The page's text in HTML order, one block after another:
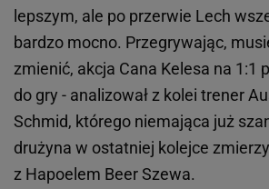
lepszym, ale po przerwie Lech
bardzo mocno. Przegrywając,
zmienić, akcja Cana Kelesa na 1:1
do gry - analizował z kolei trener
Schmid, którego niemająca już
drużyna w ostatniej kolejce
z Hapoelem Beer Szewa.